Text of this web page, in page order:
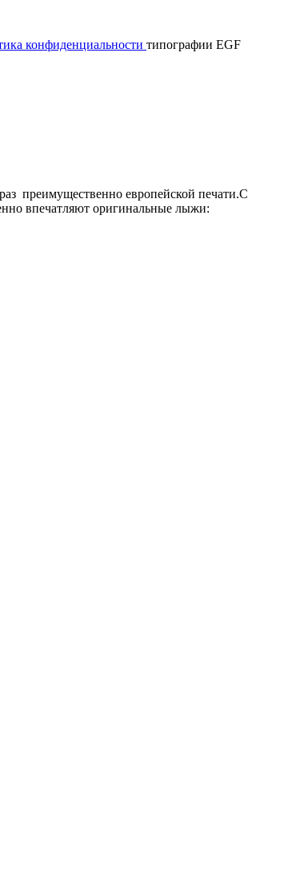
конфиденциальности типографии EGF
преимущественно европейской печати.С
впечатляют оригинальные лыжи: